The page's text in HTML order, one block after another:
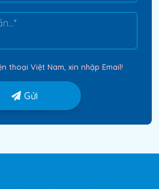
thoại Việt Nam, xin nhập Email!
Gửi